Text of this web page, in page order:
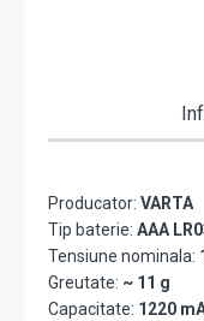
Producator: VARTA
Tip baterie: AAA
Tensiune nominala:
Greutate: ~ 11 g
Capacitate: 1220